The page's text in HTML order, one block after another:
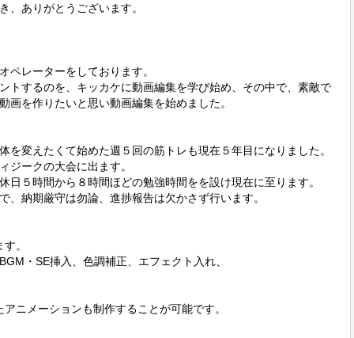
、ありがとうございます。
ペレーターをしております。
トするのを、キッカケに動画編集を学び始め、その中で、素敵で
画を作りたいと思い動画編集を始めました。
を変えたくて始めた週５回の筋トレも現在５年目になりました。
ジークの大会に出ます。
日５時間から８時間ほどの勉強時間をを設け現在に至ります。
、納期厳守は勿論、進捗報告は欠かさず行います。
。
・SE挿入、色調補正、エフェクト入れ、
ニメーションも制作することが可能です。